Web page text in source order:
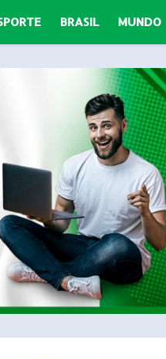
BRASIL MUNDO